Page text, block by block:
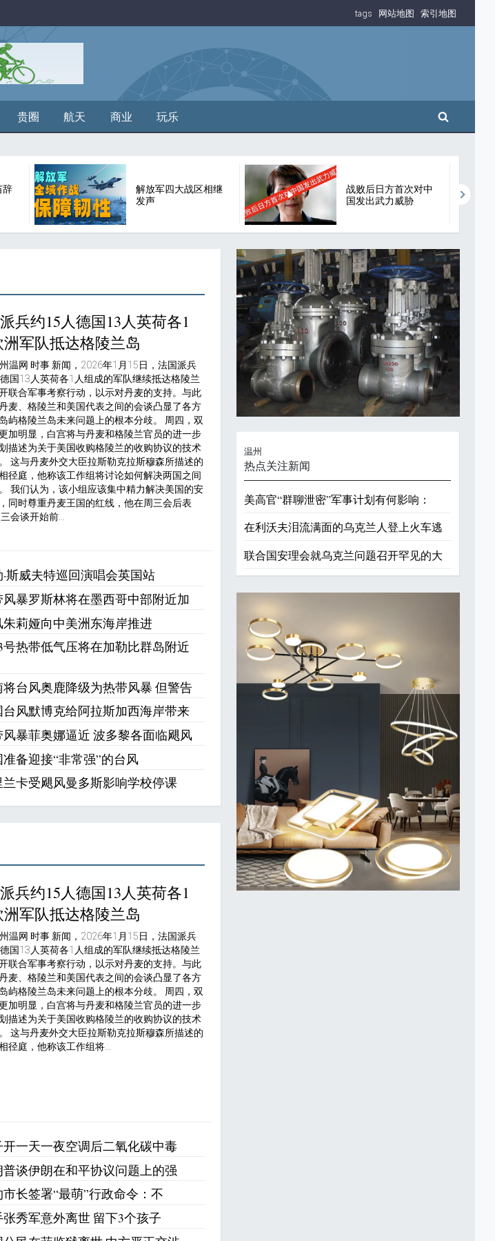
tags 网站地图 索引地图
贵圈 航天 商业 玩乐 搜索
辞
解放军四大战区相继
发声
战败后日方首次对中
国发出武力威胁
兵约15人德国13人英荷各1
洲军队抵达格陵兰岛
温网 时事 新闻，2026年1月15日，法国派兵
国13人英荷各1人组成的军队继续抵达格陵兰
联合军事考察行动，以示对丹麦的支持。与此
麦、格陵兰和美国代表之间的会谈凸显了各方
屿格陵兰岛未来问题上的根本分歧。 周四，双
加明显，白宫将与丹麦和格陵兰官员的进一步
描述为关于美国收购格陵兰的收购协议的技术
这与丹麦外交大臣拉斯勒克拉斯穆森所描述的
径庭，他称该工作组将讨论如何解决两国之间
我们认为，该小组应该集中精力解决美国的安
同时尊重丹麦王国的红线，他在周三会后表
会谈开始前...
斯威夫特巡回演唱会英国站
风暴罗斯林将在墨西哥中部附近加
朱莉娅向中美洲东海岸推进
号热带低气压将在加勒比群岛附近
将台风奥鹿降级为热带风暴 但警告
台风默博克给阿拉斯加西海岸带来
风暴菲奥娜逼近 波多黎各面临飓风
备迎接“非常强”的台风
兰卡受飓风曼多斯影响学校停课
兵约15人德国13人英荷各1
洲军队抵达格陵兰岛
温网 时事 新闻，2026年1月15日，法国派兵
国13人英荷各1人组成的军队继续抵达格陵兰
联合军事考察行动，以示对丹麦的支持。与此
麦、格陵兰和美国代表之间的会谈凸显了各方
屿格陵兰岛未来问题上的根本分歧。 周四，双
加明显，白宫将与丹麦和格陵兰官员的进一步
描述为关于美国收购格陵兰的收购协议的技术
这与丹麦外交大臣拉斯勒克拉斯穆森所描述的
径庭，他称该工作组将...
开一天一夜空调后二氧化碳中毒
普谈伊朗在和平协议问题上的强
长签署“最萌”行政命令：不
秀军意外离世 留下3个孩子
温州
热点关注新闻
美高官“群聊泄密”军事计划有何影响：
在利沃夫泪流满面的乌克兰人登上火车逃
联合国安理会就乌克兰问题召开罕见的大